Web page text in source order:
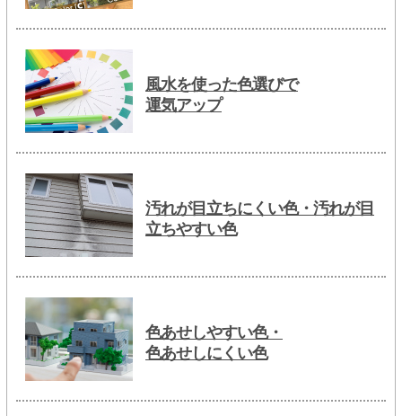
風水を使った色選びで
運気アップ
汚れが目立ちにくい色・汚れが目
立ちやすい色
色あせしやすい色・
色あせしにくい色